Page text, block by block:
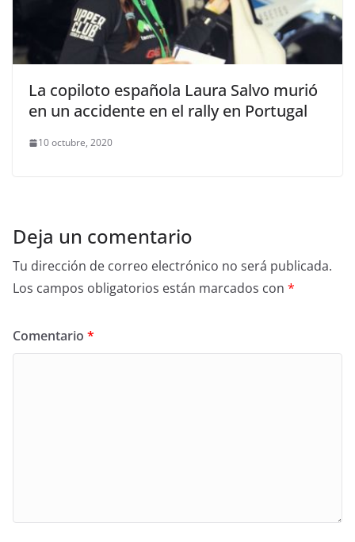
La copiloto española Laura Salvo murió
en un accidente en el rally en Portugal
10 octubre, 2020
Deja un comentario
Tu dirección de correo electrónico no será publicada.
Los campos obligatorios están marcados con *
Comentario *